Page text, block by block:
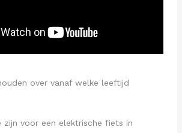
over vanaf welke leeftijd
zijn voor een elektrische fiets in